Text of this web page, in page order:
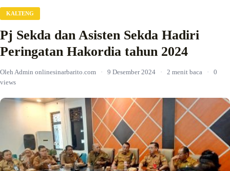
KALTENG
Pj Sekda dan Asisten Sekda Hadiri
Peringatan Hakordia tahun 2024
Oleh Admin onlinesinarbarito.com · 9 Desember 2024 · 2 menit baca ·
0
views